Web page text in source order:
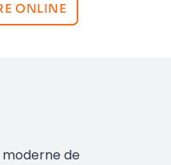
ONLINE
moderne de